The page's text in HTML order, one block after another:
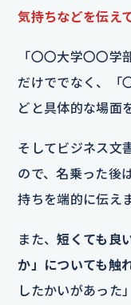
気持ちなどを伝え
「〇〇大学〇〇
だけででなく、「
どと具体的な場面
そしてビジネス文
ので、名乗った後
持ちを端的に伝え
また、短くても良
か」についても触
したかいがあった